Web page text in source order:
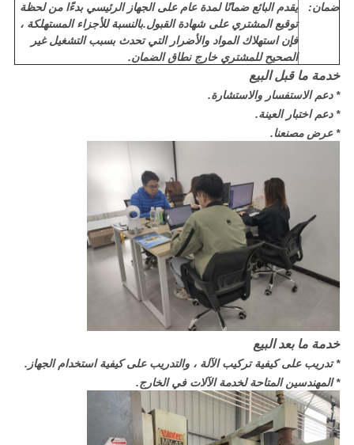
ضمان:
يقدم البائع ضمانًا لمدة عام على الجهاز الرئيسي بدءًا من لحظة
توقيع المشتري على شهادة القبول.بالنسبة للأجزاء المستهلكة ،
فإن استهلاك المواد والأضرار التي تحدث بسبب التشغيل غير
الصحيح للمشتري خارج نطاق الضمان.
خدمة ما قبل البيع
* دعم الاستفسار والاستشارة.
* دعم اختبار العينة.
* عرض مصنعنا.
خدمة ما بعد البيع
* تدريب على كيفية تركيب الآلة ، والتدريب على كيفية استخدام الجهاز.
* المهندسين المتاحة لخدمة الآلات في الخارج.